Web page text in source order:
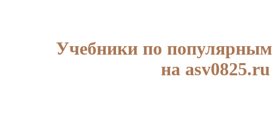
Учебники по
на asv0825.ru